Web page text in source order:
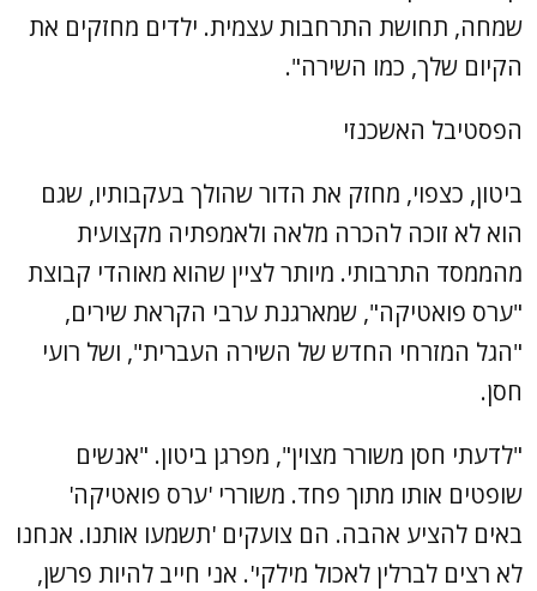
שמחה, תחושת התרחבות עצמית. ילדים מחזקים את
הקיום שלך, כמו השירה".
הפסטיבל האשכנזי
ביטון, כצפוי, מחזק את הדור שהולך בעקבותיו, שגם
הוא לא זוכה להכרה מלאה ולאמפתיה מקצועית
מהממסד התרבותי. מיותר לציין שהוא מאוהדי קבוצת
"ערס פואטיקה", שמארגנת ערבי הקראת שירים,
"הגל המזרחי החדש של השירה העברית", ושל רועי
חסן.
"לדעתי חסן משורר מצוין", מפרגן ביטון. "אנשים
שופטים אותו מתוך פחד. משוררי 'ערס פואטיקה'
באים להציע אהבה. הם צועקים 'תשמעו אותנו. אנחנו
לא רצים לברלין לאכול מילקי'. אני חייב להיות פרשן,